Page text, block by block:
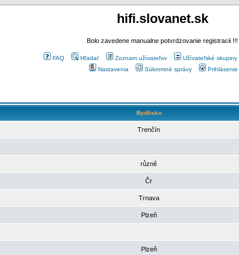
hifi.slovanet.sk
Bolo zavedene manualne potvrdzovanie registracii !!!
FAQ Hľadať Zoznam užívateľov Užívateľské skupiny
Nastavenia
Súkromné správy Prihlásenie
Bydlisko
Trenčín
různě
Čr
Trnava
Plzeň
Plzeň